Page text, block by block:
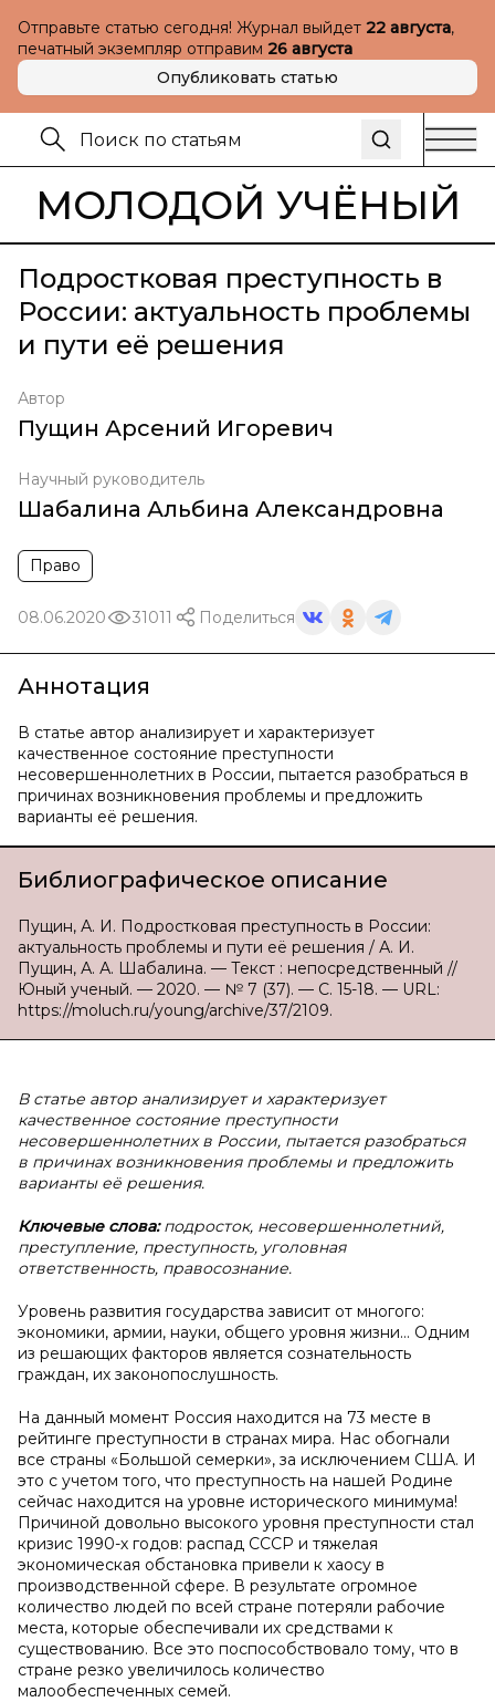
Отправьте статью сегодня! Журнал выйдет 22 августа,
печатный экземпляр отправим 26 августа
Опубликовать статью
МОЛОДОЙ УЧЁНЫЙ
Подростковая преступность в
России: актуальность проблемы
и пути её решения
Автор
Пущин Арсений Игоревич
Научный руководитель
Шабалина Альбина Александровна
Право
08.06.2020 31011 Поделиться
Аннотация
В статье автор анализирует и характеризует
качественное состояние преступности
несовершеннолетних в России, пытается разобраться в
причинах возникновения проблемы и предложить
варианты её решения.
Библиографическое описание
Пущин, А. И. Подростковая преступность в России:
актуальность проблемы и пути её решения / А. И.
Пущин, А. А. Шабалина. — Текст : непосредственный //
Юный ученый. — 2020. — № 7 (37). — С. 15-18. — URL:
https://moluch.ru/young/archive/37/2109.
В статье автор анализирует и характеризует
качественное состояние преступности
несовершеннолетних в России, пытается разобраться
в причинах возникновения проблемы и предложить
варианты её решения.
Ключевые слова:подросток, несовершеннолетний,
преступление, преступность, уголовная
ответственность, правосознание.
Уровень развития государства зависит от многого:
экономики, армии, науки, общего уровня жизни… Одним
из решающих факторов является сознательность
граждан, их законопослушность.
На данный момент Россия находится на 73 месте в
рейтинге преступности в странах мира. Нас обогнали
все страны «Большой семерки», за исключением США. И
это с учетом того, что преступность на нашей Родине
сейчас находится на уровне исторического минимума!
Причиной довольно высокого уровня преступности стал
кризис 1990-х годов: распад СССР и тяжелая
экономическая обстановка привели к хаосу в
производственной сфере. В результате огромное
количество людей по всей стране потеряли рабочие
места, которые обеспечивали их средствами к
существованию. Все это поспособствовало тому, что в
стране резко увеличилось количество
малообеспеченных семей.